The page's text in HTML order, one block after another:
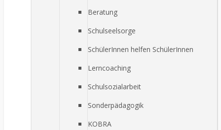
Beratung
Schulseelsorge
SchülerInnen helfen SchülerInnen
Lerncoaching
Schulsozialarbeit
Sonderpädagogik
KOBRA